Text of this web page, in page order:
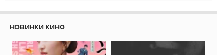
НОВИНКИ КИНО